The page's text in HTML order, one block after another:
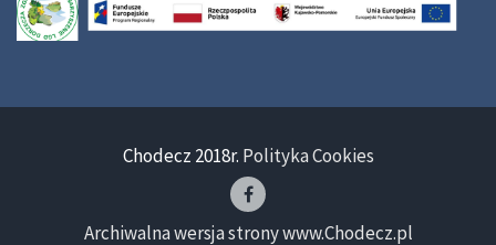
Chodecz 2018r. Polityka Cookies
Archiwalna wersja strony www.Chodecz.pl